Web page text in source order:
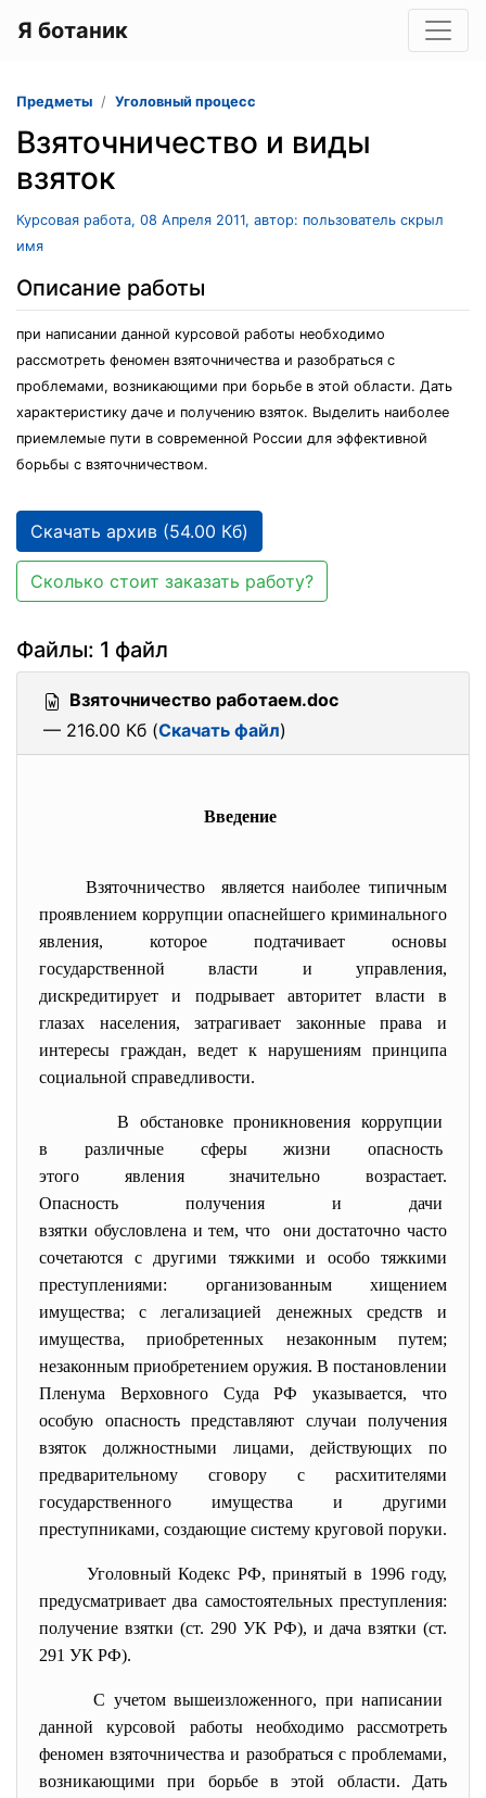
Я ботаник
Предметы Уголовный процесс
Взяточничество и виды
взяток
Курсовая работа, 08 Апреля 2011, автор: пользователь скрыл
имя
Описание работы
при написании данной курсовой работы необходимо
рассмотреть феномен взяточничества и разобраться с
проблемами, возникающими при борьбе в этой области. Дать
характеристику даче и получению взяток. Выделить наиболее
приемлемые пути в современной России для эффективной
борьбы с взяточничеством.
Скачать архив (54.00 Кб)
Сколько стоит заказать работу?
Файлы: 1 файл
Взяточничество работаем.doc
— 216.00 Кб (Скачать файл)
Введение
Взяточничество является наиболее типичным
проявлением коррупции опаснейшего криминального
явления, которое подтачивает основы
государственной власти и управления,
дискредитирует и подрывает авторитет власти в
глазах населения, затрагивает законные права и
интересы граждан, ведет к нарушениям принципа
социальной справедливости.
В обстановке проникновения коррупции
в различные сферы жизни опасность
этого явления значительно возрастает.
Опасность получения и дачи
взятки обусловлена и тем, что они достаточно часто
сочетаются с другими тяжкими и особо тяжкими
преступлениями: организованным хищением
имущества; с легализацией денежных средств и
имущества, приобретенных незаконным путем;
незаконным приобретением оружия. В постановлении
Пленума Верховного Суда РФ указывается, что
особую опасность представляют случаи получения
взяток должностными лицами, действующих по
предварительному сговору с расхитителями
государственного имущества и другими
преступниками, создающие систему круговой поруки.
Уголовный Кодекс РФ, принятый в 1996 году,
предусматривает два самостоятельных преступления:
получение взятки (ст. 290 УК РФ), и дача взятки (ст.
291 УК РФ).
С учетом вышеизложенного, при написании
данной курсовой работы необходимо рассмотреть
феномен взяточничества и разобраться с проблемами,
возникающими при борьбе в этой области. Дать